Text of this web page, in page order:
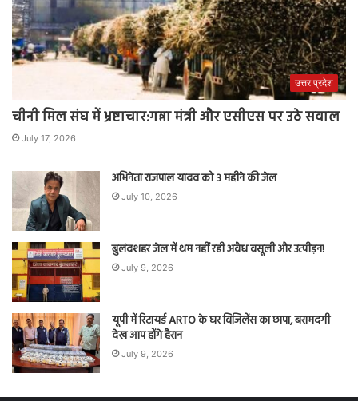
उत्तर प्रदेश
चीनी मिल संघ में भ्रष्टाचार:गन्ना मंत्री और एसीएस पर उठे सवाल
July 17, 2026
अभिनेता राजपाल यादव को 3 महीने की जेल
July 10, 2026
बुलंदशहर जेल में थम नहीं रही अवैध वसूली और उत्पीड़न!
July 9, 2026
यूपी में रिटायर्ड ARTO के घर विजिलेंस का छापा, बरामदगी
देख आप होंगे हैरान
July 9, 2026